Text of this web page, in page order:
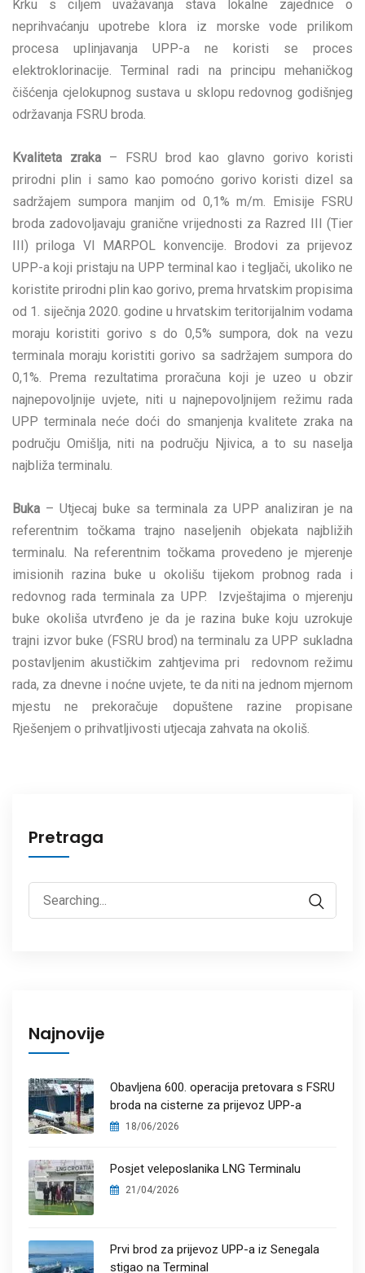
Krku s ciljem uvažavanja stava lokalne zajednice o
neprihvaćanju upotrebe klora iz morske vode prilikom
procesa uplinjavanja UPP-a ne koristi se proces
elektroklorinacije. Terminal radi na principu mehaničkog
čišćenja cjelokupnog sustava u sklopu redovnog godišnjeg
održavanja FSRU broda.
Kvaliteta zraka– FSRU brod kao glavno gorivo koristi
prirodni plin i samo kao pomoćno gorivo koristi dizel sa
sadržajem sumpora manjim od 0,1% m/m. Emisije FSRU
broda zadovoljavaju granične vrijednosti za Razred III (Tier
III) priloga VI MARPOL konvencije. Brodovi za prijevoz
UPP-a koji pristaju na UPP terminal kao i tegljači, ukoliko ne
koristite prirodni plin kao gorivo, prema hrvatskim propisima
od 1. siječnja 2020. godine u hrvatskim teritorijalnim vodama
moraju koristiti gorivo s do 0,5% sumpora, dok na vezu
terminala moraju koristiti gorivo sa sadržajem sumpora do
0,1%. Prema rezultatima proračuna koji je uzeo u obzir
najnepovoljnije uvjete, niti u najnepovoljnijem režimu rada
UPP terminala neće doći do smanjenja kvalitete zraka na
području Omišlja, niti na području Njivica, a to su naselja
najbliža terminalu.
Buka – Utjecaj buke sa terminala za UPP analiziran je na
referentnim točkama trajno naseljenih objekata najbližih
terminalu. Na referentnim točkama provedeno je mjerenje
imisionih razina buke u okolišu tijekom probnog rada i
redovnog rada terminala za UPP. Izvještajima o mjerenju
buke okoliša utvrđeno je da je razina buke koju uzrokuje
trajni izvor buke (FSRU brod) na terminalu za UPP sukladna
postavljenim akustičkim zahtjevima pri redovnom režimu
rada, za dnevne i noćne uvjete, te da niti na jednom mjernom
mjestu ne prekoračuje dopuštene razine propisane
Rješenjem o prihvatljivosti utjecaja zahvata na okoliš.
Pretraga
Najnovije
Obavljena 600. operacija pretovara s FSRU
broda na cisterne za prijevoz UPP-a
18/06/2026
Posjet veleposlanika LNG Terminalu
21/04/2026
Prvi brod za prijevoz UPP-a iz Senegala
stigao na Terminal